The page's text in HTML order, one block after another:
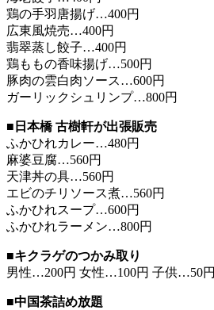
鶏の手羽唐揚げ…400円
広東風焼売…400円
翡翠蒸し餃子…400円
鶏ももの香味揚げ…500円
豚肉の雲白肉ソース…600円
ガーリックシュリンプ…800円
■日本橋 古樹軒が出張販売
ふかひれカレー…480円
麻婆豆腐…560円
天津丼の具…560円
エビのチリソース煮…560円
ふかひれスープ…600円
ふかひれラーメン…800円
■キクラゲのつかみ取り
男性…200円 女性…100円 子供…50円
■中国茶詰め放題